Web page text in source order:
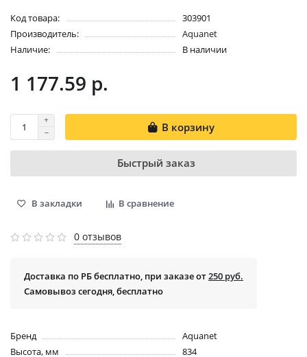
Код товара:
303901
Производитель:
Aquanet
Наличие:
В наличии
1 177.59 р.
В корзину
Быстрый заказ
В закладки В сравнение
0 отзывов
Доставка по РБ бесплатно, при заказе от250 руб.
Самовывоз сегодня, бесплатно
Бренд
Aquanet
Высота, мм
834